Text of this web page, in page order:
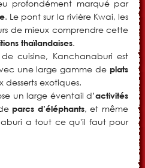
profondément marqué par
. Le pont sur la rivière Kwai, les
de mieux comprendre cette
thaïlandaises.
cuisine, Kanchanaburi est
une large gamme de plats
exotiques.
un large éventail d’activités
parcs d’éléphants, et même
a tout ce qu'il faut pour